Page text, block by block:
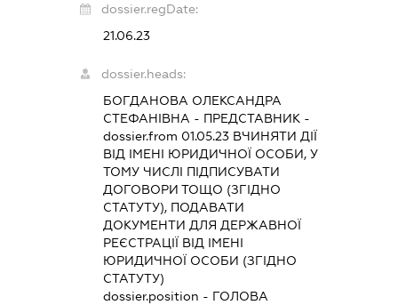
dossier.regDate:
21.06.23
dossier.heads:
БОГДАНОВА ОЛЕКСАНДРА
СТЕФАНІВНА - ПРЕДСТАВНИК -
dossier.from 01.05.23ВЧИНЯТИ ДІЇ
ВІД ІМЕНІ ЮРИДИЧНОЇ ОСОБИ, У
ТОМУ ЧИСЛІ ПІДПИСУВАТИ
ДОГОВОРИ ТОЩО (ЗГІДНО
СТАТУТУ), ПОДАВАТИ
ДОКУМЕНТИ ДЛЯ ДЕРЖАВНОЇ
РЕЄСТРАЦІЇ ВІД ІМЕНІ
ЮРИДИЧНОЇ ОСОБИ (ЗГІДНО
СТАТУТУ)
dossier.position - ГОЛОВА